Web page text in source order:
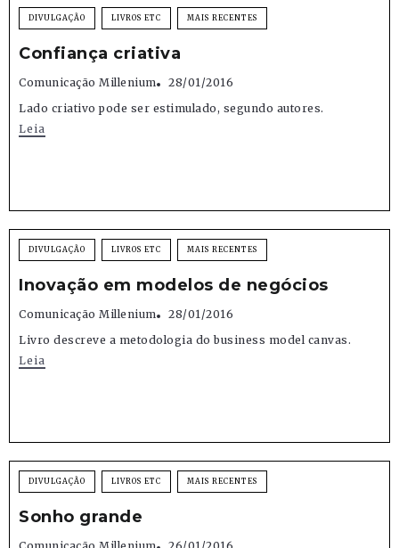
DIVULGAÇÃO LIVROS ETC MAIS RECENTES
Confiança criativa
Comunicação Millenium
28/01/2016
Lado criativo pode ser estimulado, segundo autores.
Leia
DIVULGAÇÃO LIVROS ETC MAIS RECENTES
Inovação em modelos de negócios
Comunicação Millenium
28/01/2016
Livro descreve a metodologia do business model canvas.
Leia
DIVULGAÇÃO LIVROS ETC MAIS RECENTES
Sonho grande